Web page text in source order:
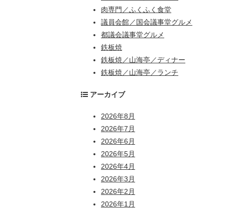
肉専門／ふくふく食堂
議員会館／国会議事堂グルメ
都議会議事堂グルメ
鉄板焼
鉄板焼／山海亭／ディナー
鉄板焼／山海亭／ランチ
アーカイブ
2026年8月
2026年7月
2026年6月
2026年5月
2026年4月
2026年3月
2026年2月
2026年1月